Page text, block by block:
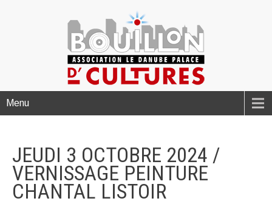
Menu
JEUDI 3 OCTOBRE 2024 /
VERNISSAGE PEINTURE
CHANTAL LISTOIR